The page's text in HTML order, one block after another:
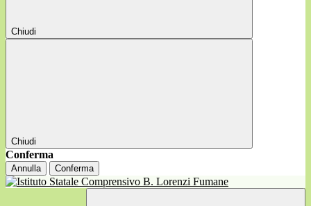
Chiudi
Chiudi
Conferma
Annulla Conferma